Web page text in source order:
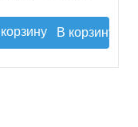
В корзину